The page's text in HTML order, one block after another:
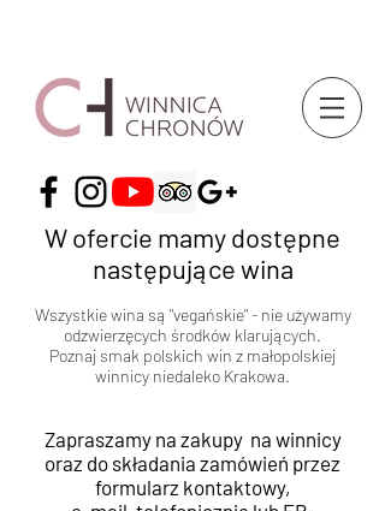
W ofercie mamy dostępne
następujące wina
Wszystkie wina są "vegańskie" - nie używamy
odzwierzęcych środków klarujących.
Poznaj smak polskich win z małopolskiej
winnicy niedaleko Krakowa.
Zapraszamy na zakupy na winnicy
oraz do składania zamówień przez
formularz kontaktowy,